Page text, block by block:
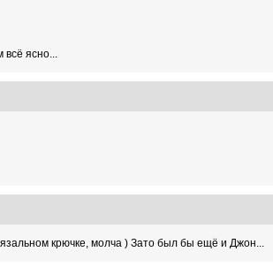
всё ясно...
крючке, молча ) Зато был бы ещё и Джон...